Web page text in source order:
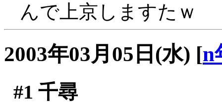
んで上京しますたｗ
2003年03月05日(水) [n
#1 千尋